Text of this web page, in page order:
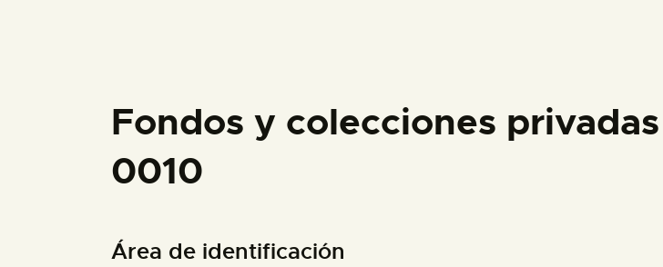
Fondos y colecciones
0010
Área de identificación